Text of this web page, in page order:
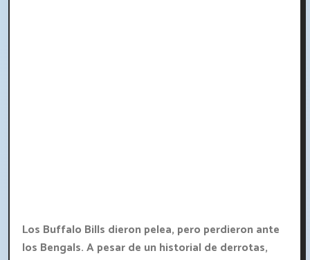
Los Buffalo Bills dieron pelea, pero perdieron ante
los Bengals. A pesar de un historial de derrotas,